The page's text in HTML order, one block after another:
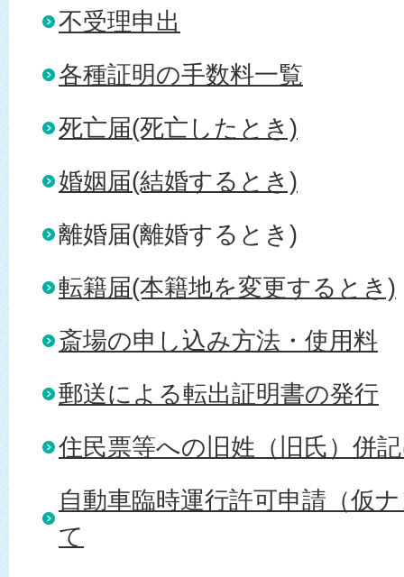
不受理申出
各種証明の手数料一覧
死亡届(死亡したとき)
婚姻届(結婚するとき)
離婚届(離婚するとき)
転籍届(本籍地を変更するとき)
斎場の申し込み方法・使用料
郵送による転出証明書の発行
住民票等への旧姓（旧氏）併
自動車臨時運行許可申請（仮
て